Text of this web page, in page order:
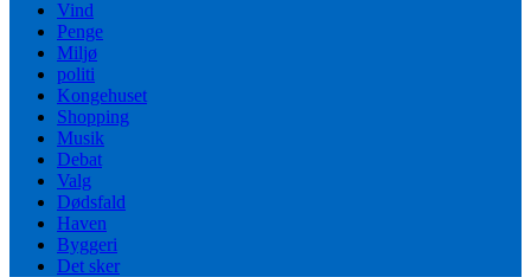
Vind
Penge
Miljø
politi
Kongehuset
Shopping
Musik
Debat
Valg
Dødsfald
Haven
Byggeri
Det sker